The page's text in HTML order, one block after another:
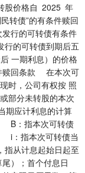
股价格自 2025 年
转债”的有条件赎回
行的可转债有条件
的可转债到期后五
一期利息）的价格
赎回条款 在本次可
时，公司有权按 照
部分未转股的本次
应计利息的计算
B：指本次可转债
i：指本次可转债当
从计息起始日起至
）；首个付息日